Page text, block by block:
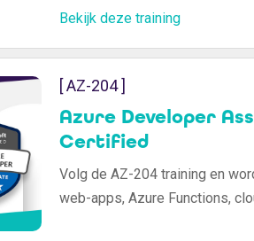
Bekijk deze training
[ AZ-204 ]
Azure Developer
Certified
Volg de AZ-204 training en
web-apps, Azure Functions,